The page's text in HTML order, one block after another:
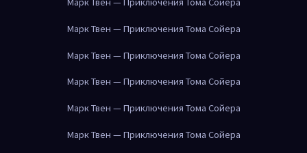
Марк Твен — Приключения Тома Сойера
Марк Твен — Приключения Тома Сойера
Марк Твен — Приключения Тома Сойера
Марк Твен — Приключения Тома Сойера
Марк Твен — Приключения Тома Сойера